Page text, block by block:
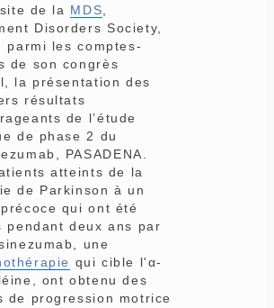
de la MDS
Disorders Society,
parmi les comptes-
de son congrès
la présentation des
résultats
de l’étude
de phase 2 du
PASADENA.
atteints de la
de Parkinson à un
qui ont été
pendant deux ans par
une
qui cible l'α-
ont obtenu des
de progression motrice